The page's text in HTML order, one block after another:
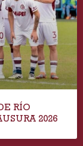
RÍO
2026